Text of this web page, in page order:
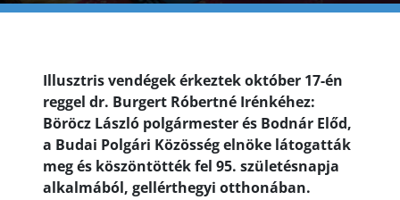
Illusztris vendégek érkeztek október 17-én
reggel dr. Burgert Róbertné Irénkéhez:
Böröcz László polgármester és Bodnár Előd,
a Budai Polgári Közösség elnöke látogatták
meg és köszöntötték fel 95. születésnapja
alkalmából, gellérthegyi otthonában.